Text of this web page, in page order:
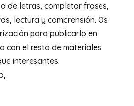
de letras, completar frases,
lectura y comprensión. Os
para publicarlo en
con el resto de materiales
interesantes.